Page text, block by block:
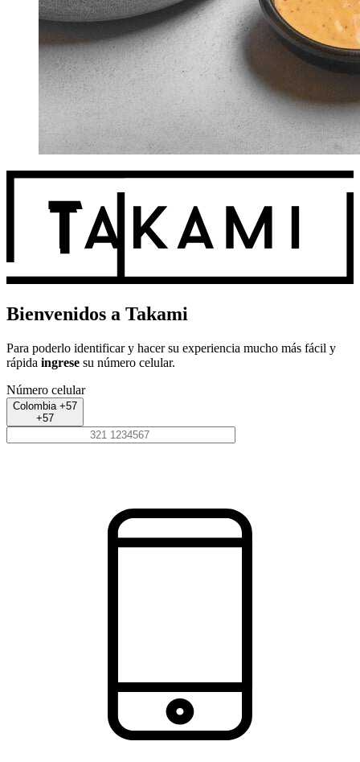
Bienvenidos a Takami
Para poderlo identificar y hacer su experiencia mucho más fácil y
rápida ingrese su número celular.
Número celular
Colombia +57
+57